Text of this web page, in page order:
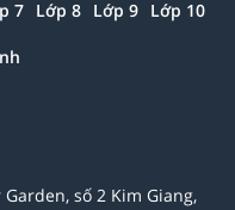
7 Lớp 8 Lớp 9 Lớp 10
Garden, số 2 Kim Giang,